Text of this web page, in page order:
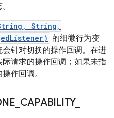
String,
的细微行为变
针对切换的操作回调。在进
请求的操作回调；如果未指
作回调。
CAPABILITY_